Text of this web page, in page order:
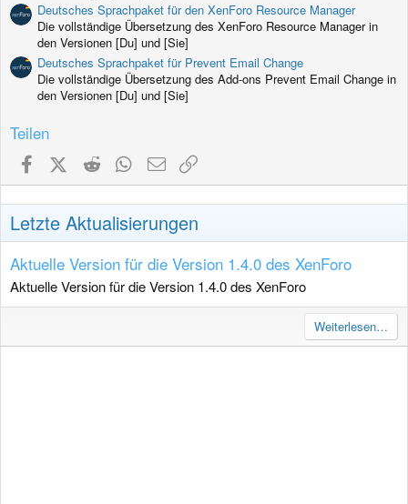
Deutsches Sprachpaket für den XenForo Resource Manager
Die vollständige Übersetzung des XenForo Resource Manager in
den Versionen [Du] und [Sie]
Deutsches Sprachpaket für Prevent Email Change
Die vollständige Übersetzung des Add-ons Prevent Email Change in
den Versionen [Du] und [Sie]
Teilen
FacebookX (Twitter)
Reddit WhatsApp
E-Mail
Letzte Aktualisierungen
Aktuelle Version für die Version 1.4.0 des XenForo
Aktuelle Version für die Version 1.4.0 des XenForo
Weiterlesen…